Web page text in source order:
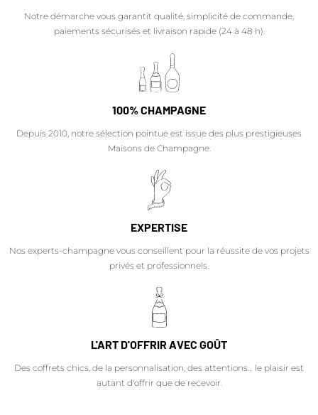
Notre démarche vous garantit qualité, simplicité de commande,
paiements sécurisés et livraison rapide (24 à 48 h).
100% CHAMPAGNE
Depuis 2010, notre sélection pointue est issue des plus prestigieuses
Maisons de Champagne.
EXPERTISE
Nos experts-champagne vous conseillent pour la réussite de vos projets
privés et professionnels.
L'ART D'OFFRIR AVEC GOÛT
Des coffrets chics, de la personnalisation, des attentions… le plaisir est
autant d'offrir que de recevoir.